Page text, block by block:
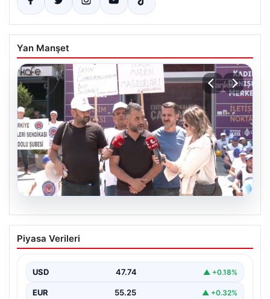
Yan Manşet
08.08.2026
Doruk Madencilik işçileri, oturma
eylemine devam ediyor: ‘Biz bu
{"title": "Doruk Madencilik İşçileri Oturma Eylemine
"Eskişehir’de faaliyet…
Piyasa Verileri
USD 47.74 ▲ +0.18%
EUR 55.25 ▲ +0.32%